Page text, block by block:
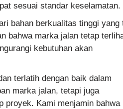
sesuai standar keselamatan.
bahan berkualitas tinggi yang
bahwa marka jalan tetap
kebutuhan akan
terlatih dengan baik dalam
marka jalan, tetapi juga
proyek. Kami menjamin bahwa